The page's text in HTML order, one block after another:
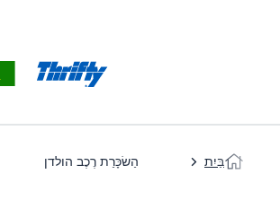
בַּיִת הַשׂכָּרַת רֶכֶב הולדן